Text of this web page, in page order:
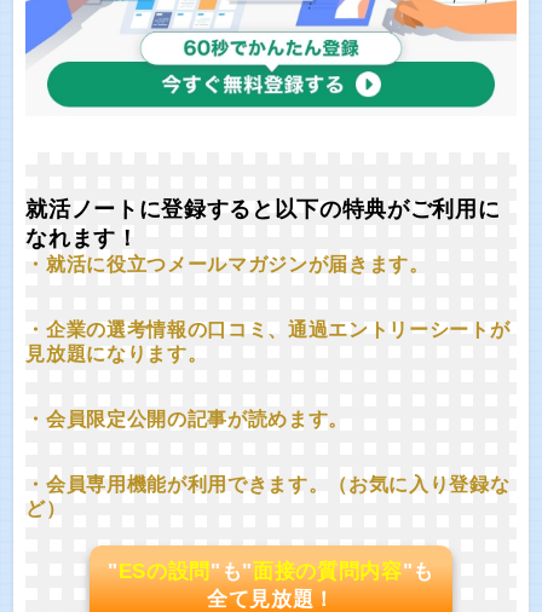
就活ノートに登録すると以下の特典がご利用に
なれます！
・就活に役立つメールマガジンが届きます。
・企業の選考情報の口コミ、通過エントリーシートが
見放題になります。
・会員限定公開の記事が読めます。
・会員専用機能が利用できます。（お気に入り登録な
ど）
"ESの設問"も"面接の質問内容"も
全て見放題！